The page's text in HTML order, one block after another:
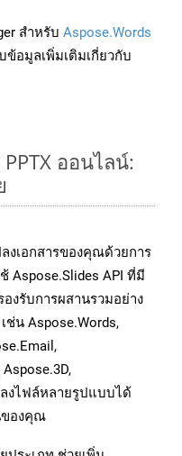
สำหรับ Aspose.Words
ข้อมูลเพิ่มเติมเกี่ยวกับ
ออนไลน์:
งเอกสารของคุณด้วยการ
Aspose.Slides API ที่มี
งรับการผสานรวมอย่าง
ช่น Aspose.Words,
งไฟล์หลายรูปแบบได้
ของคุณ